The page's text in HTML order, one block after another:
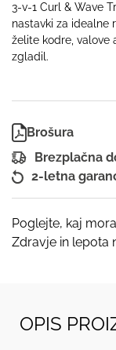
Curl
&
Wave
3-v-1 Curl & Wave
nastavki za idealne
želite kodre, valove
zgladil.
Brošura
Brezplačna
2-letna
Poglejte, kaj
Zdravje in lepota
OPIS